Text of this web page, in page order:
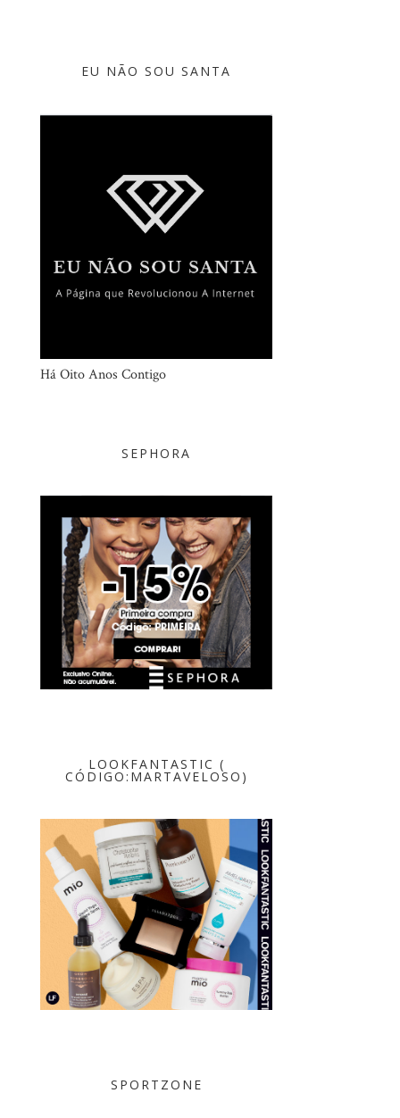
EU NÃO SOU SANTA
Há Oito Anos Contigo
SEPHORA
LOOKFANTASTIC (
CÓDIGO:MARTAVELOSO)
SPORTZONE